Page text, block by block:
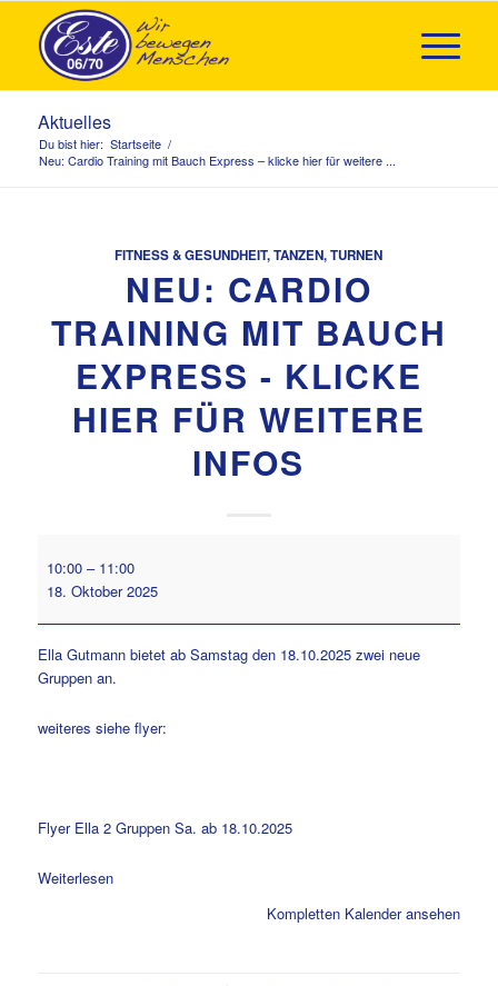
Aktuelles
Du bist hier: Startseite /
Neu: Cardio Training mit Bauch Express – klicke hier für weitere ...
FITNESS & GESUNDHEIT,TANZEN,TURNEN
NEU: CARDIO
TRAINING MIT BAUCH
EXPRESS - KLICKE
HIER FÜR WEITERE
INFOS
Cardio
Training
Express
-
hier
10:00 – 11:00
18. Oktober 2025
Ella Gutmann bietet ab Samstag den 18.10.2025 zwei neue
Gruppen an.
weiteres siehe flyer:
Flyer Ella 2 Gruppen Sa. ab 18.10.2025
Weiterlesen
Kompletten Kalender ansehen